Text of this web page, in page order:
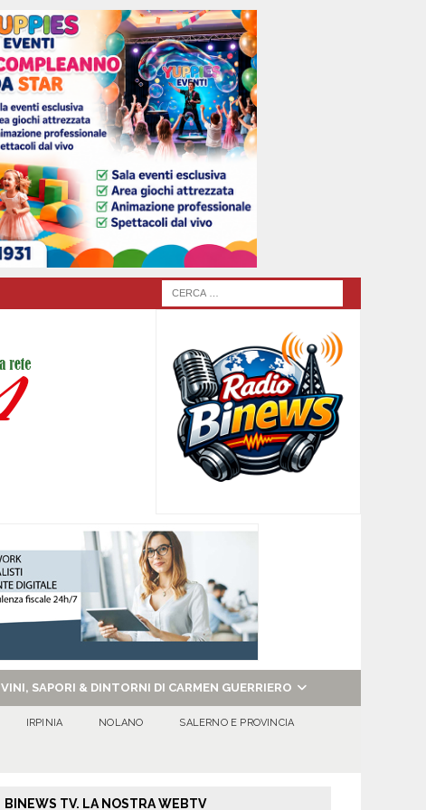
VINI, SAPORI & DINTORNI DI CARMEN GUERRIERO
IRPINIA NOLANO SALERNO E PROVINCIA
BINEWS TV. LA NOSTRA WEBTV